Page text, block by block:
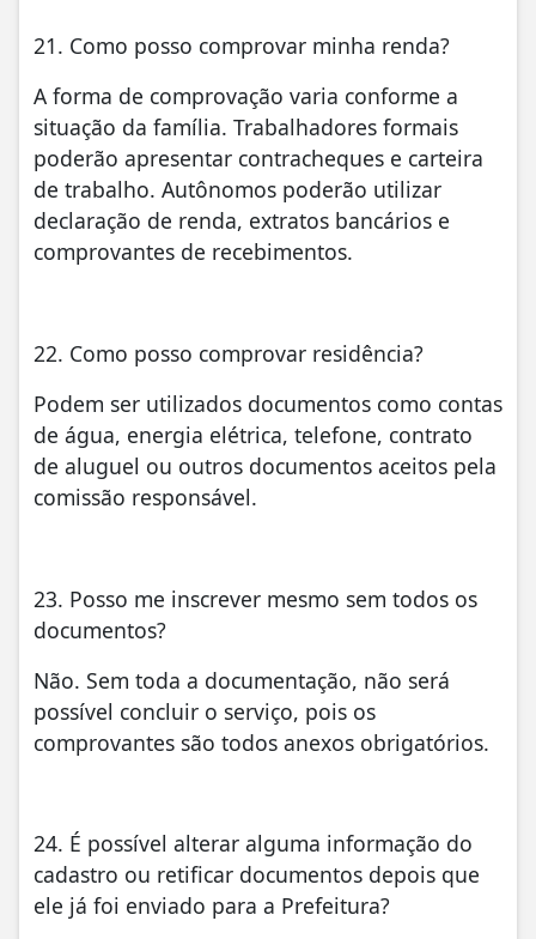
21. Como posso comprovar minha renda?
A forma de comprovação varia conforme a
situação da família. Trabalhadores formais
poderão apresentar contracheques e carteira
de trabalho. Autônomos poderão utilizar
declaração de renda, extratos bancários e
comprovantes de recebimentos.
22. Como posso comprovar residência?
Podem ser utilizados documentos como contas
de água, energia elétrica, telefone, contrato
de aluguel ou outros documentos aceitos pela
comissão responsável.
23. Posso me inscrever mesmo sem todos os
documentos?
Não. Sem toda a documentação, não será
possível concluir o serviço, pois os
comprovantes são todos anexos obrigatórios.
24. É possível alterar alguma informação do
cadastro ou retificar documentos depois que
ele já foi enviado para a Prefeitura?